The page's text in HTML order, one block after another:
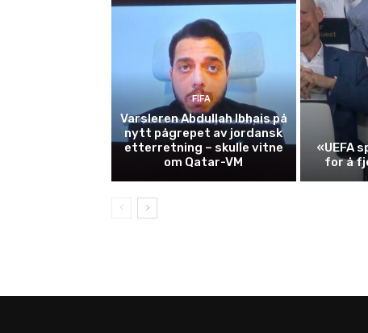
FIFA
Varsleren Abdullah Ibhais på
nytt pågrepet av jordansk
etterretning – skulle vitne
om Qatar-VM
«UEFA
for å